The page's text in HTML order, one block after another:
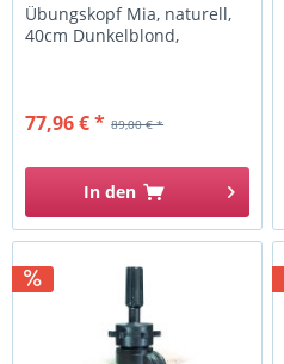
Übungskopf Mia, naturell,
40cm Dunkelblond,
89,00 € *
77,96 € *
In den